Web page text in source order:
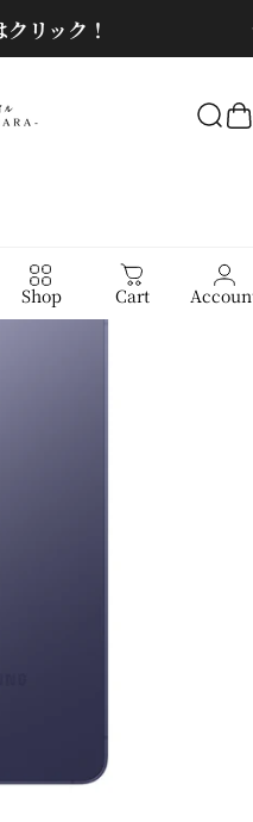
リック！
イドショーを一時停止
ル 検
Shop Cart